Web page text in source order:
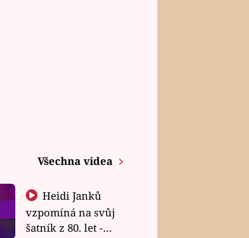
Všechna videa
Heidi Janků
vzpomíná na svůj
šatník z 80. let -